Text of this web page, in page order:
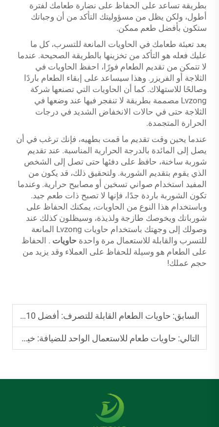
بطريقة تساعد على الحفاظ على نضارة طعامك لفترة
أطول، ولكن يظل من مسؤوليتك التأكد من أن وجباتك
ستكون بأفضل طعم ممكن.
بعد تعبئة طعامك في الحاويات المانعة للتسرب، كل ما
عليك فعله هو التأكد من تخزينها بالطريقة الصحيحة. عندما
لا تتمكن من تقديم الطعام فورًا، احفظ الحاويات في
الثلاجة أو الفريزر. وهذا سيساعد على إبقاء الطعام باردًا
وصالحًا للاستهلاك. كما أن الحاويات التي تصنعها شركة
Lvzong مصممة بطريقة لا تنفجر فيها عند وضعها في
الثلاجة حتى في حالات الانخفاض الشديد في درجات
الحرارة المتجمدة.
عندما يحين وقت تقديم ما قمت بطهيه، فإنك ترغب في أن
يصل إلى المائدة بالدرجة الحرارية المناسبة. عند تقديم
شوربة ساخنة، حافظ على دفئها حتى تصل إلى الشخص
الذي يقوم بتقديم الشوربة. ولتحقيق ذلك، قد يكون من
المفيد استخدام صواني تسخين أو مصابيح حرارية. وعندما
تكون الشوربة باردة جدًا، فإنها لا تصبح ذات طعم جيد.
وباستخدام هذا النوع من الحاويات، يمكنك الحفاظ على
شورباتك ويخوصك طازجة ولذيذة، وسيظلون كذلك عند
وصولك إلى وجهتك باستخدام حاويات Lvzong المانعة
للتسرب والقابلة للاستعمال مرة واحدة حاويات . الحفاظ
على الطعام هو وسيلة للحفاظ على العملاء وقد يزيد من
حجم عملك!
السابق: حاويات الطعام القابلة للتصرف: أفضل 10 خيارات خالية من مادة BPA لوجبات آمنة للتقديم السريع
التالي: حاويات طعام للاستعمال الواحد للضيافة: خيارات متينة للمناسبات الكبيرة